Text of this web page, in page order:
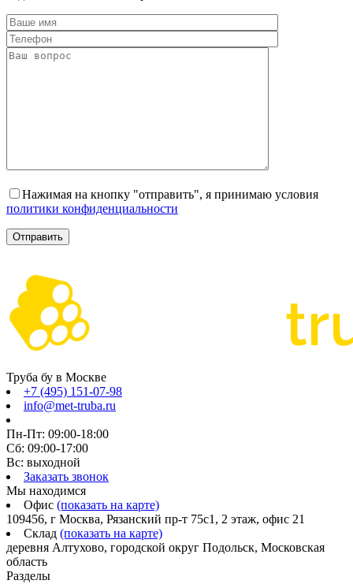
Нажимая на кнопку "отправить", я принимаю условия
политики конфиденциальности
Труба бу в Москве
+7 (495) 151-07-98
info@met-truba.ru
Пн-Пт: 09:00-18:00
Сб: 09:00-17:00
Вс: выходной
Заказать звонок
Мы находимся
Офис (показать на карте)
109456, г Москва, Рязанский пр-т 75с1, 2 этаж, офис 21
Склад (показать на карте)
деревня Алтухово, городской округ Подольск, Московская
область
Разделы